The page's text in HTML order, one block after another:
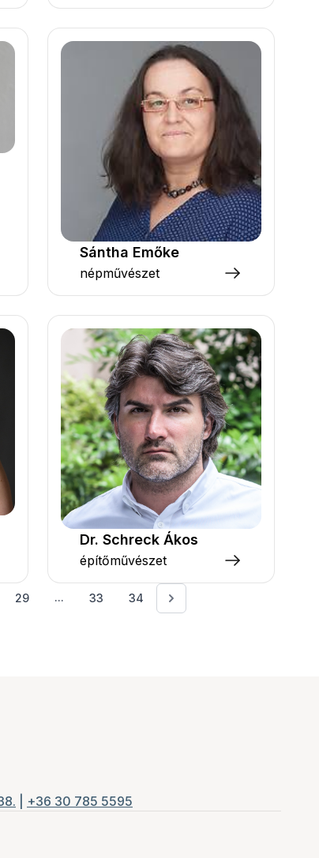
Sántha Emőke
népművészet
Dr. Schreck Ákos
építőművészet
29 ... 33 34
+36 30 785 5595